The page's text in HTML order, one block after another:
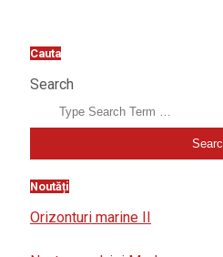
Cauta
Search
Noutăți
Orizonturi marine II